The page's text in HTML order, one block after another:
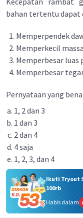
bahan tertentu dapat
Memperpendek
Memperkecil
Memperbesar luas
Memperbesar
Pernyataan yang
1, 2 dan 3
1 dan 3
2 dan 4
4 saja
1, 2, 3, dan 4
Ikuti Tryout
100rb
Habis dalam